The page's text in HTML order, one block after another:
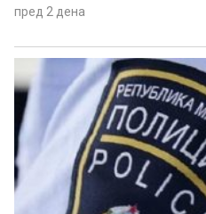
сообраќајка“, па дури
цел да ја приложат
документација пред
земат отштета.
пред 2 дена